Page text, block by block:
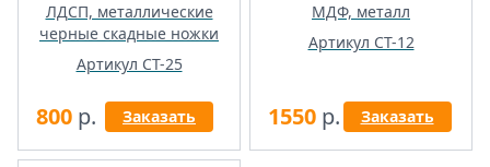
ЛДСП, металлические
черные скадные ножки
Артикул СТ-25
800 р. Заказать
МДФ, металл
Артикул СТ-12
1550 р. Заказать